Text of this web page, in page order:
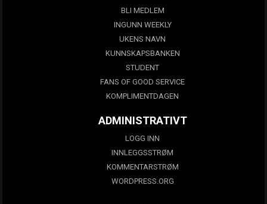
BLI MEDLEM
INGUNN WEEKLY
UKENS NAVN
KUNNSKAPSBANKEN
STUDENT
FANS OF GOOD SERVICE
KOMPLIMENTDAGEN
ADMINISTRATIVT
LOGG INN
INNLEGGSSTRØM
KOMMENTARSTRØM
WORDPRESS.ORG